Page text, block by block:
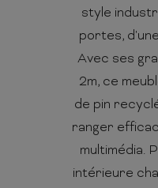
style
portes,
Avec ses
2m, ce
de pin
ranger
multimédia.
intérieure